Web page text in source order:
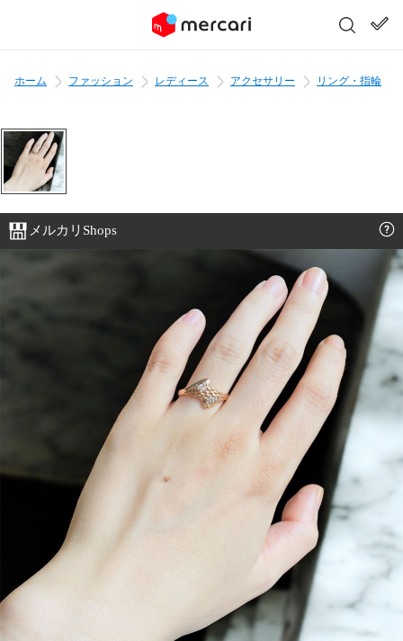
ホーム ファッション レディース アクセサリー リング・指輪
メルカリShops